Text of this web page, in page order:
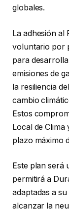
globales.
La adhesión al
voluntario por
para
emisiones de
la resiliencia
cambio
Estos
Local de
plazo máximo
Este plan será
permitirá a
adaptadas a
alcanzar la